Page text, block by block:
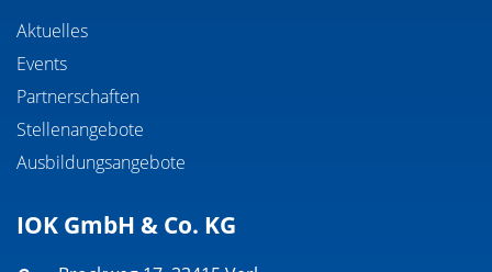
Aktuelles
Events
Partnerschaften
Stellenangebote
Ausbildungsangebote
IOK GmbH & Co. KG